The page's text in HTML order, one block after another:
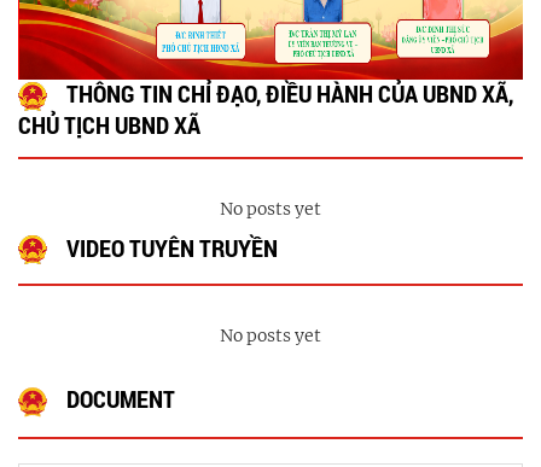
THÔNG TIN CHỈ ĐẠO, ĐIỀU HÀNH CỦA UBND XÃ,
CHỦ TỊCH UBND XÃ
No posts yet
VIDEO TUYÊN TRUYỀN
No posts yet
DOCUMENT